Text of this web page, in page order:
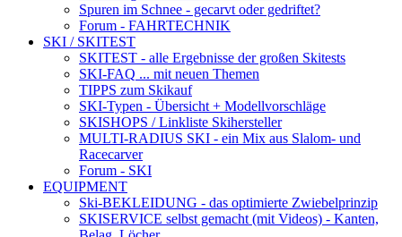
Spuren im Schnee - gecarvt oder gedriftet?
Forum - FAHRTECHNIK
SKI / SKITEST
SKITEST - alle Ergebnisse der großen Skitests
SKI-FAQ ... mit neuen Themen
TIPPS zum Skikauf
SKI-Typen - Übersicht + Modellvorschläge
SKISHOPS / Linkliste Skihersteller
MULTI-RADIUS SKI - ein Mix aus Slalom- und
Racecarver
Forum - SKI
EQUIPMENT
Ski-BEKLEIDUNG - das optimierte Zwiebelprinzip
SKISERVICE selbst gemacht (mit Videos) - Kanten,